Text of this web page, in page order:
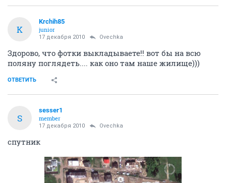
K
Krchih85
junior
17 декабря 2010 Ovechka
Здорово, что фотки выкладываете!! вот бы на всю
поляну поглядеть.... как оно там наше жилище)))
ОТВЕТИТЬ
S
sesser1
member
17 декабря 2010 Ovechka
спутник